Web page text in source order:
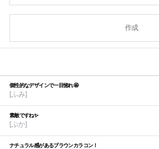
作成
個性的なデザインで一目惚れ🤩
[ふみ]
素敵ですね✨
[ぷか]
ナチュラル感があるブラウンカラコン！